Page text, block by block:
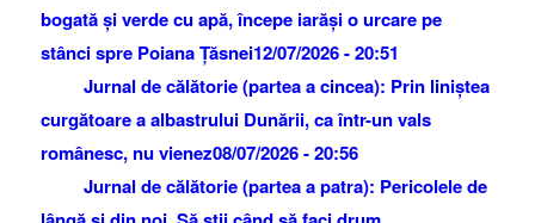
bogată și verde cu apă, începe iarăși o urcare pe
stânci spre Poiana Țăsnei12/07/2026 - 20:51
Jurnal de călătorie (partea a cincea): Prin liniștea
curgătoare a albastrului Dunării, ca într-un vals
românesc, nu vienez08/07/2026 - 20:56
Jurnal de călătorie (partea a patra): Pericolele de